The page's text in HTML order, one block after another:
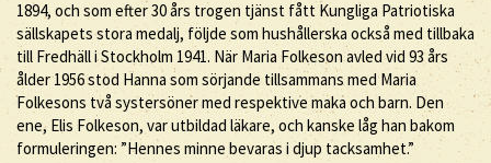
1894, och som efter 30 års trogen tjänst fått Kungliga Patriotiska
sällskapets stora medalj, följde som hushållerska också med tillbaka
till Fredhäll i Stockholm 1941. När Maria Folkeson avled vid 93 års
ålder 1956 stod Hanna som sörjande tillsammans med Maria
Folkesons två systersöner med respektive maka och barn. Den
ene, Elis Folkeson, var utbildad läkare, och kanske låg han bakom
formuleringen: ”Hennes minne bevaras i djup tacksamhet.”